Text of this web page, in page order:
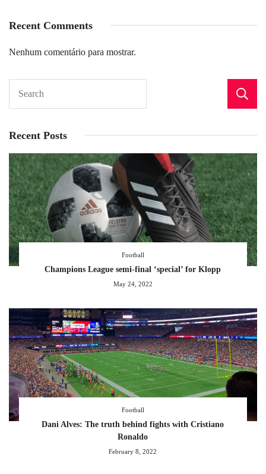
Recent Comments
Nenhum comentário para mostrar.
Recent Posts
Football
Champions League semi-final ‘special’ for Klopp
May 24, 2022
Football
Dani Alves: The truth behind fights with Cristiano
Ronaldo
February 8, 2022